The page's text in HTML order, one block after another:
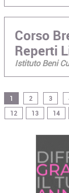
Corso
Reperti
Istituto Beni
1 2 3
12
13 14